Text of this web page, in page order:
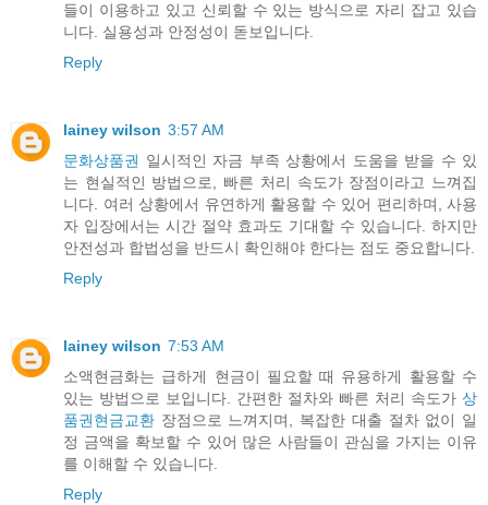
들이 이용하고 있고 신뢰할 수 있는 방식으로 자리 잡고 있습
니다. 실용성과 안정성이 돋보입니다.
Reply
lainey wilson 3:57 AM
문화상품권 일시적인 자금 부족 상황에서 도움을 받을 수 있
는 현실적인 방법으로, 빠른 처리 속도가 장점이라고 느껴집
니다. 여러 상황에서 유연하게 활용할 수 있어 편리하며, 사용
자 입장에서는 시간 절약 효과도 기대할 수 있습니다. 하지만
안전성과 합법성을 반드시 확인해야 한다는 점도 중요합니다.
Reply
lainey wilson 7:53 AM
소액현금화는 급하게 현금이 필요할 때 유용하게 활용할 수
있는 방법으로 보입니다. 간편한 절차와 빠른 처리 속도가 상
품권현금교환 장점으로 느껴지며, 복잡한 대출 절차 없이 일
정 금액을 확보할 수 있어 많은 사람들이 관심을 가지는 이유
를 이해할 수 있습니다.
Reply